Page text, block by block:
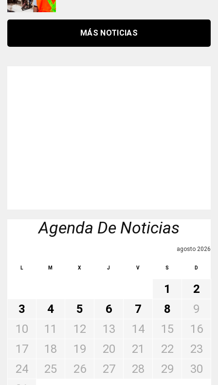
MÁS NOTICIAS
Agenda De Noticias
agosto 2026
L M X J V S D
1
2
3
4 5 6 7 8
9
10
11 12 13 14 15
16
17
18 19 20 21 22
23
24
25 26 27 28 29
30